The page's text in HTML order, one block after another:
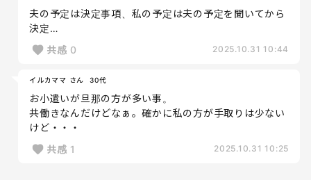
夫の予定は決定事項、私の予定は夫の予定を聞いてから
決定…
共感 0 2025.10.31 10:44
イルカママ さん 30代
お小遣いが旦那の方が多い事。
共働きなんだけどなぁ。確かに私の方が手取りは少ない
けど・・・
共感 1 2025.10.31 10:25